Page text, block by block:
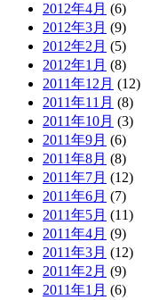
2012年4月 (6)
2012年3月 (9)
2012年2月 (5)
2012年1月 (8)
2011年12月 (12)
2011年11月 (8)
2011年10月 (3)
2011年9月 (6)
2011年8月 (8)
2011年7月 (12)
2011年6月 (7)
2011年5月 (11)
2011年4月 (9)
2011年3月 (12)
2011年2月 (9)
2011年1月 (6)